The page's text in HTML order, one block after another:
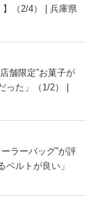
】（2/4） | 兵庫県
舗限定”お菓子が
た」（1/2） |
ラーバッグ”が評
ルトが良い」